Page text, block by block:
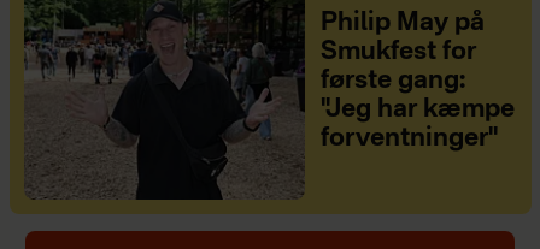
Philip May på
Smukfest for
første gang:
"Jeg har kæmpe
forventninger"